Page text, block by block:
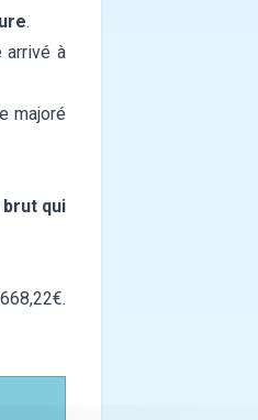
.
arrivé à
majoré
brut qui